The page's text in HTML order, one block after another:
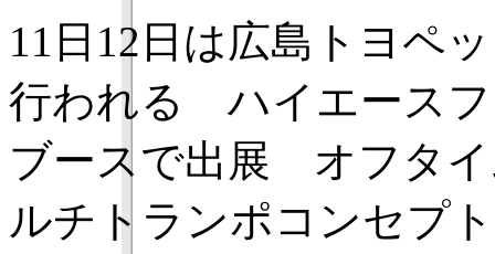
11日12日は広島トヨペ
行われる ハイエース
ブースで出展 オフタ
ルチトランポコンセプ